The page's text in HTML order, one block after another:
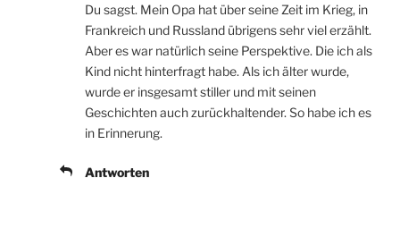
Du sagst. Mein Opa hat über seine Zeit im Krieg, in
Frankreich und Russland übrigens sehr viel erzählt.
Aber es war natürlich seine Perspektive. Die ich als
Kind nicht hinterfragt habe. Als ich älter wurde,
wurde er insgesamt stiller und mit seinen
Geschichten auch zurückhaltender. So habe ich es
in Erinnerung.
Antworten